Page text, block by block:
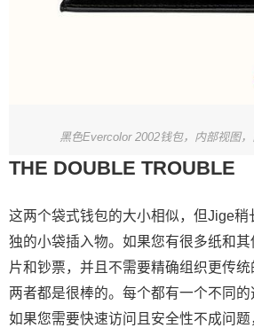
黑色Evercolor 2002钱包，内部视图，
THE DOUBLE TROUBLE
这两个袋式钱包的大小相似，但Jige稍
独的小袋插入物。如果您有很多纸和
片和钞票，并且不需要精确组织更传
两者都是很棒的。每个都有一个不同的
如果您需要快速访问且安全性不成问